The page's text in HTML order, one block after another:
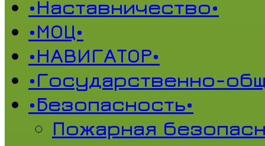
•Наставничество•
•МОЦ•
•НАВИГАТОР•
•Государственно-
•Безопасность•
Пожарная